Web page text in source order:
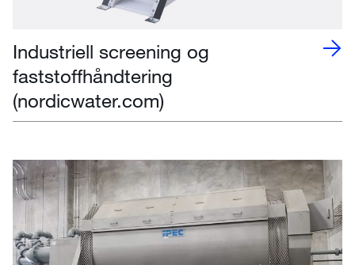
Industriell screening og
faststoffhåndtering
(nordicwater.com)